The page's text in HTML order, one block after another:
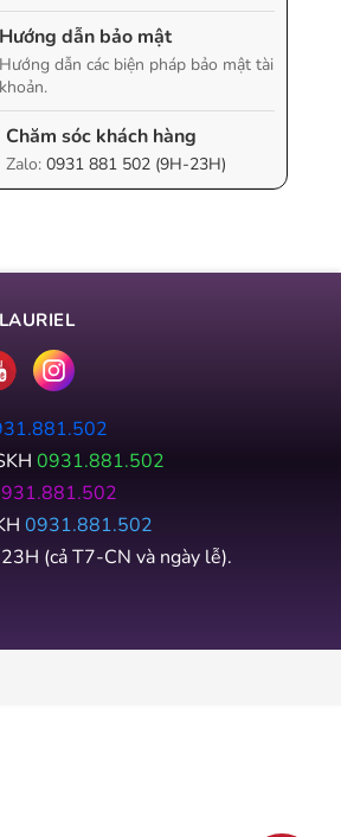
Hướng dẫn bảo mật
Hướng dẫn các biện pháp bảo mật tài
khoản.
Chăm sóc khách hàng
Zalo:0931 881 502 (9H-23H)
0931.881.502
0931.881.502
(cả T7-CN và ngày lễ).